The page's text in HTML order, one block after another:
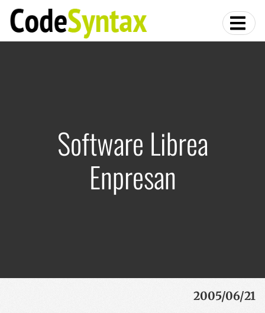
Software Librea
Enpresan
2005/06/21